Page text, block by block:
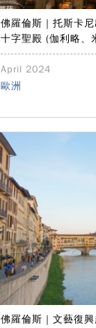
佛羅倫斯｜托斯卡
十字聖殿 (伽利略、
April 2024
歐洲
佛羅倫斯｜文藝復